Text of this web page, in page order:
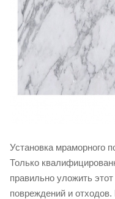
Установка мраморного
Только
правильно уложить
повреждений и